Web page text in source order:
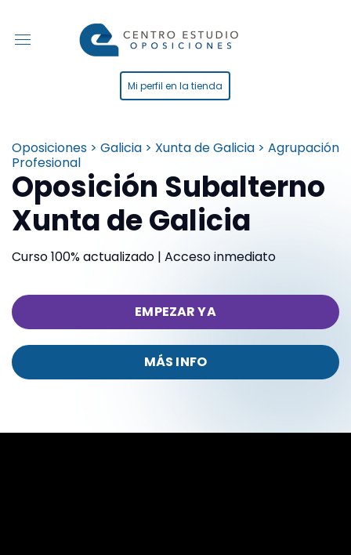
Mi perfil en la tienda
Oposiciones > Galicia > Xunta de Galicia > Agrupación
Profesional
Oposición Subalterno
Xunta de Galicia
Curso 100% actualizado | Acceso inmediato
EMPEZAR YA
MÁS INFO